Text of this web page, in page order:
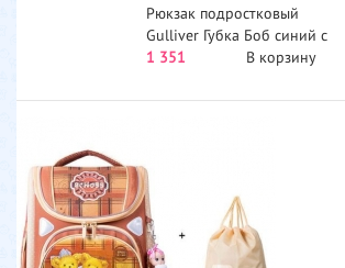
Рюкзак подростковый
Gulliver Губка Боб синий с
голубым серия Морская
1 351 В корзину